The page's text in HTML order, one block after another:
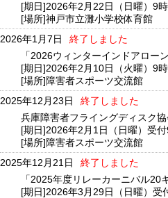
[期日]2026年2月22日（日曜）9
[場所]神戸市立灘小学校体育館
2026年1月7日
終了しました
「2026ウィンターインドアロー
[期日]2026年2月10日（火曜）9
[場所]障害者スポーツ交流館
2025年12月23日
終了しました
兵庫障害者フライングディスク
[期日]2026年2月1日（日曜）受
[場所]障害者スポーツ交流館
2025年12月21日
終了しました
「2025年度リレーカーニバル
[期日]2026年3月29日（日曜）受